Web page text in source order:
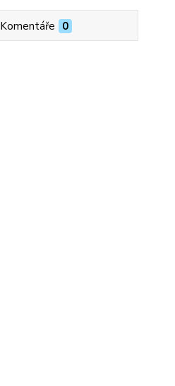
Komentáře 0